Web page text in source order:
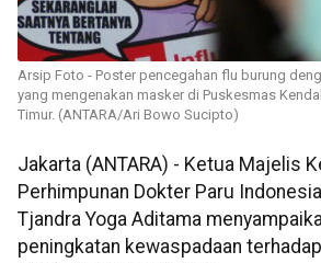
Arsip Foto - Poster pencegahan flu burung
yang mengenakan masker di Puskesmas
Timur. (ANTARA/Ari Bowo Sucipto)
Jakarta (ANTARA) - Ketua Majelis
Perhimpunan Dokter Paru
Tjandra Yoga Aditama
peningkatan kewaspadaan